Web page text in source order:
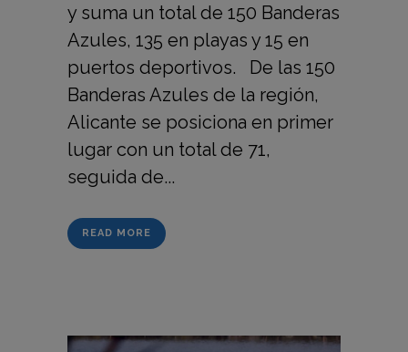
y suma un total de 150 Banderas
Azules, 135 en playas y 15 en
puertos deportivos. De las 150
Banderas Azules de la región,
Alicante se posiciona en primer
lugar con un total de 71,
seguida de...
READ MORE